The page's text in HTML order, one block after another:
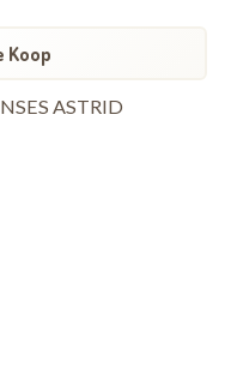
Koop
ASTRID